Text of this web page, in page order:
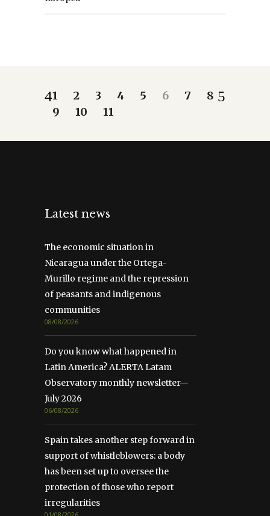
1 2 3 4 5 6 7
8
9
10 11
Latest news
The economic situation in
Nicaragua under the Ortega-
Murillo regime and the repression
of peasants and indigenous
communities
08/08/2026
Do you know what happened in
Latin America? ALERTA Latam
Observatory monthly newsletter—
July 2026
06/08/2026
Spain takes another step forward in
support of whistleblowers: a body
has been set up to oversee the
protection of those who report
irregularities